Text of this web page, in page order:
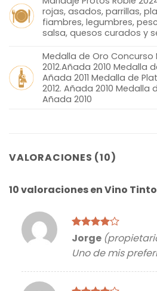
rojas, asados, parrillas,
fiambres, legumbres,
salsa, quesos curados y
Medalla de Oro Concurso
2012.Añada 2010 Medalla
Añada 2011 Medalla de
2012. Añada 2010 Medalla
Añada 2010
VALORACIONES (10)
10 valoraciones enVino
Valorado
con4de
5
Jorge
Uno de mis